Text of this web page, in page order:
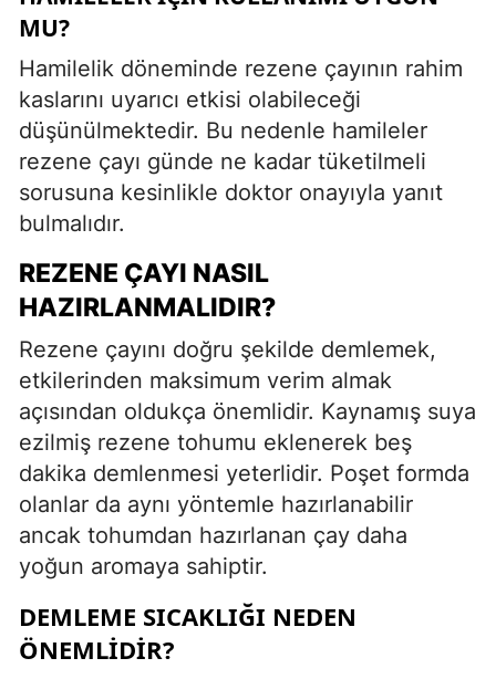
MU?
Hamilelik döneminde rezene çayının rahim
kaslarını uyarıcı etkisi olabileceği
düşünülmektedir. Bu nedenle hamileler
rezene çayı günde ne kadar tüketilmeli
sorusuna kesinlikle doktor onayıyla yanıt
bulmalıdır.
REZENE ÇAYI NASIL
HAZIRLANMALIDIR?
Rezene çayını doğru şekilde demlemek,
etkilerinden maksimum verim almak
açısından oldukça önemlidir. Kaynamış suya
ezilmiş rezene tohumu eklenerek beş
dakika demlenmesi yeterlidir. Poşet formda
olanlar da aynı yöntemle hazırlanabilir
ancak tohumdan hazırlanan çay daha
yoğun aromaya sahiptir.
DEMLEME SICAKLIĞI NEDEN
ÖNEMLIDIR?